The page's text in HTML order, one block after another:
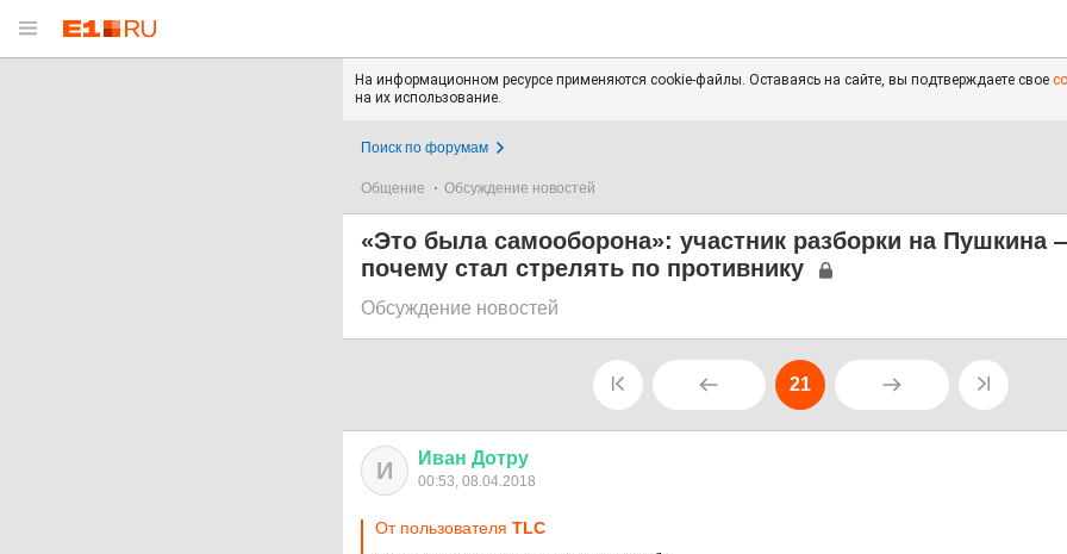
На информационном ресурсе применяются cookie-файлы. Оставаясь на сайте, вы подтверждаете свое
на их использование.
Поиск по форумам
Общение Обсуждение новостей
«Это была самооборона»: участник разборки на Пушкина
почему стал стрелять по противнику
Обсуждение новостей
21
И Иван Дотру
00:53, 08.04.2018
От пользователя TLC